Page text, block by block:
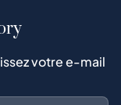
votre e-mail